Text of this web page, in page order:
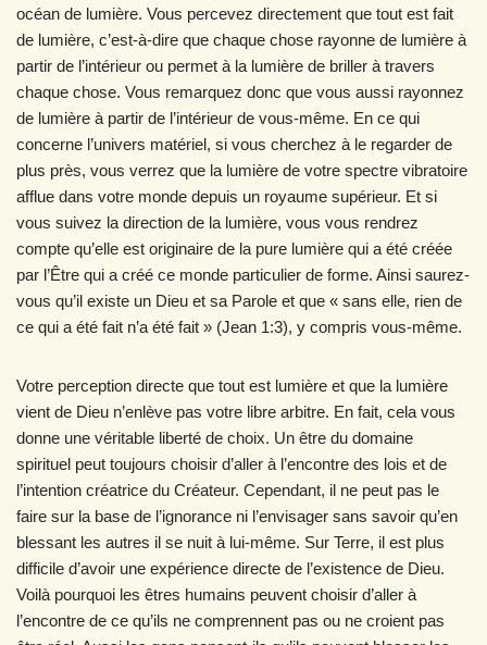
océan de lumière. Vous percevez directement que tout est fait
de lumière, c’est-à-dire que chaque chose rayonne de lumière à
partir de l’intérieur ou permet à la lumière de briller à travers
chaque chose. Vous remarquez donc que vous aussi rayonnez
de lumière à partir de l’intérieur de vous-même. En ce qui
concerne l’univers matériel, si vous cherchez à le regarder de
plus près, vous verrez que la lumière de votre spectre vibratoire
afflue dans votre monde depuis un royaume supérieur. Et si
vous suivez la direction de la lumière, vous vous rendrez
compte qu’elle est originaire de la pure lumière qui a été créée
par l’Être qui a créé ce monde particulier de forme. Ainsi saurez-
vous qu’il existe un Dieu et sa Parole et que « sans elle, rien de
ce qui a été fait n’a été fait » (Jean 1:3), y compris vous-même.
Votre perception directe que tout est lumière et que la lumière
vient de Dieu n’enlève pas votre libre arbitre. En fait, cela vous
donne une véritable liberté de choix. Un être du domaine
spirituel peut toujours choisir d’aller à l’encontre des lois et de
l’intention créatrice du Créateur. Cependant, il ne peut pas le
faire sur la base de l’ignorance ni l’envisager sans savoir qu’en
blessant les autres il se nuit à lui-même. Sur Terre, il est plus
difficile d’avoir une expérience directe de l’existence de Dieu.
Voilà pourquoi les êtres humains peuvent choisir d’aller à
l’encontre de ce qu’ils ne comprennent pas ou ne croient pas